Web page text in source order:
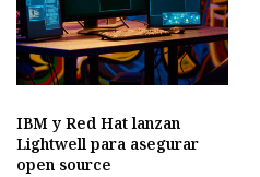
IBM y Red Hat lanzan
Lightwell para asegurar
open source